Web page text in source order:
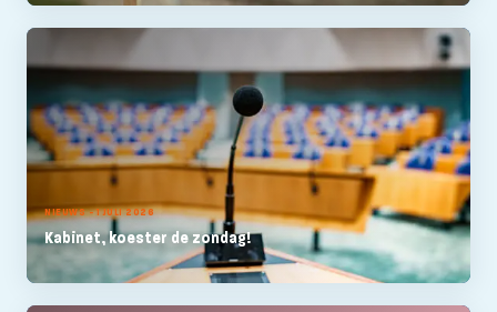
NIEUWS - 1 JULI 2026
Kabinet, koester de zondag!